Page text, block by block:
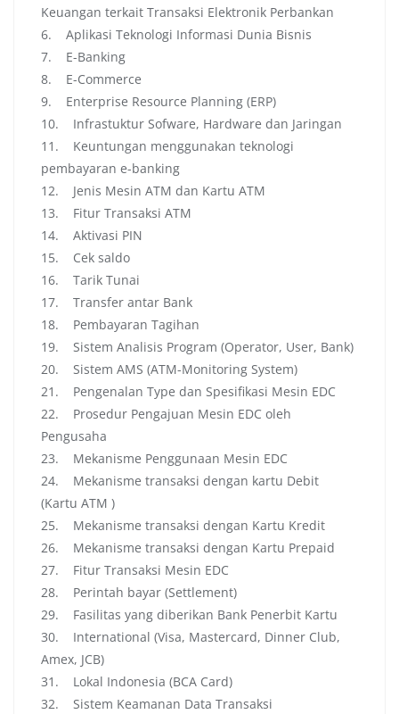
Keuangan terkait Transaksi Elektronik Perbankan
6. Aplikasi Teknologi Informasi Dunia Bisnis
7. E-Banking
8. E-Commerce
9. Enterprise Resource Planning (ERP)
10. Infrastuktur Sofware, Hardware dan Jaringan
11. Keuntungan menggunakan teknologi
pembayaran e-banking
12. Jenis Mesin ATM dan Kartu ATM
13. Fitur Transaksi ATM
14. Aktivasi PIN
15. Cek saldo
16. Tarik Tunai
17. Transfer antar Bank
18. Pembayaran Tagihan
19. Sistem Analisis Program (Operator, User, Bank)
20. Sistem AMS (ATM-Monitoring System)
21. Pengenalan Type dan Spesifikasi Mesin EDC
22. Prosedur Pengajuan Mesin EDC oleh
Pengusaha
23. Mekanisme Penggunaan Mesin EDC
24. Mekanisme transaksi dengan kartu Debit
(Kartu ATM )
25. Mekanisme transaksi dengan Kartu Kredit
26. Mekanisme transaksi dengan Kartu Prepaid
27. Fitur Transaksi Mesin EDC
28. Perintah bayar (Settlement)
29. Fasilitas yang diberikan Bank Penerbit Kartu
30. International (Visa, Mastercard, Dinner Club,
Amex, JCB)
31. Lokal Indonesia (BCA Card)
32. Sistem Keamanan Data Transaksi